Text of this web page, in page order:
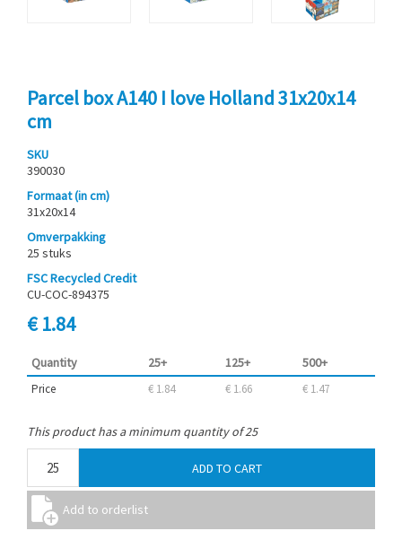
Parcel box A140 I love Holland 31x20x14
cm
SKU
390030
Formaat (in cm)
31x20x14
Omverpakking
25 stuks
FSC Recycled Credit
CU-COC-894375
€ 1.84
Quantity 25+ 125+ 500+
Price € 1.84 € 1.66 € 1.47
This product has a minimum quantity of 25